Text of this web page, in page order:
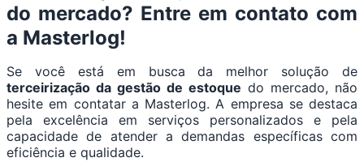
do mercado? Entre em contato com
a Masterlog!
Se você está em busca da melhor solução de
terceirização da gestão de estoque do mercado, não
hesite em contatar a Masterlog. A empresa se destaca
pela excelência em serviços personalizados e pela
capacidade de atender a demandas específicas com
eficiência e qualidade.